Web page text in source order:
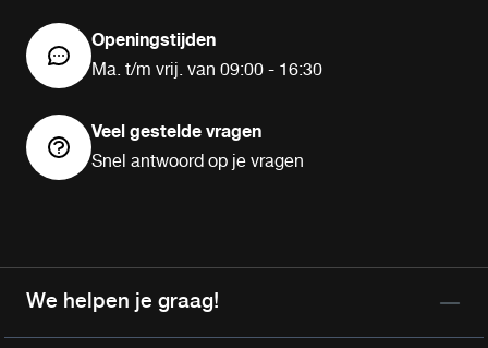
Openingstijden
Ma. t/m vrij. van 09:00 - 16:30
Veel gestelde vragen
Snel antwoord op je vragen
We helpen je graag!